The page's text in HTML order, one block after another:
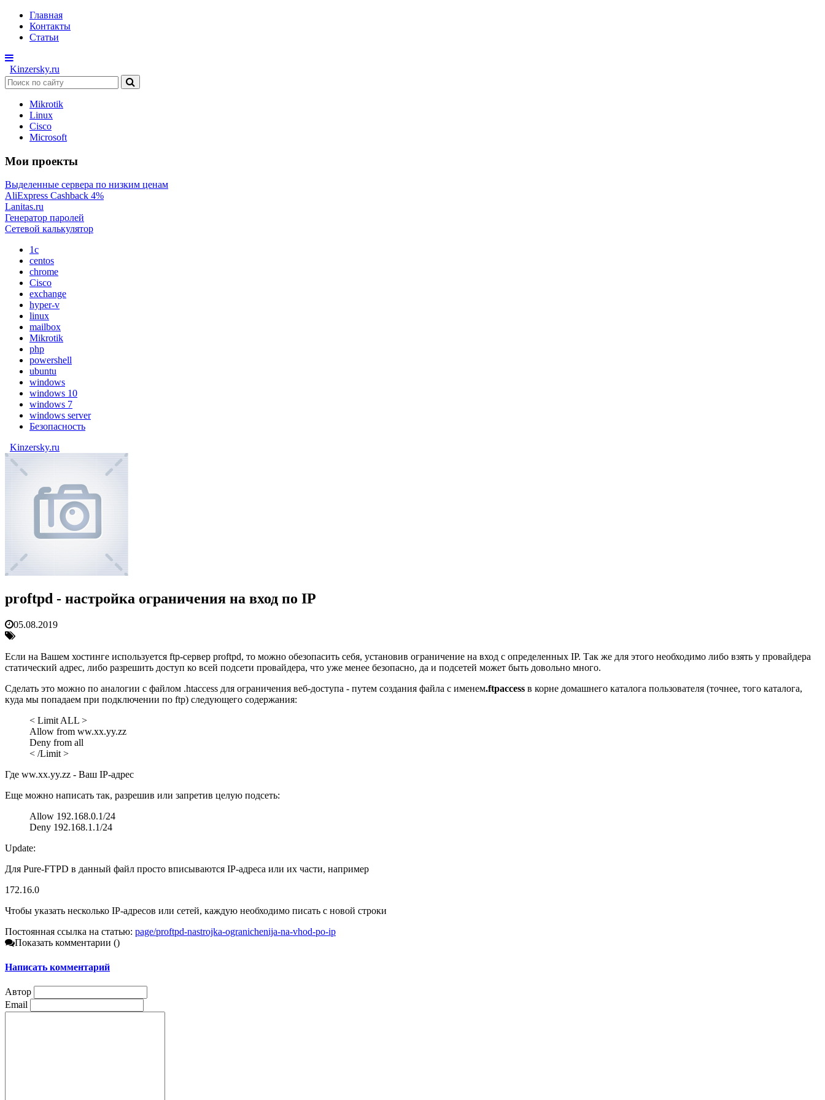
Главная
Контакты
Статьи
Kinzersky.ru
Mikrotik
Linux
Cisco
Microsoft
Мои проекты
Выделенные сервера по низким ценам
AliExpress Cashback 4%
Lanitas.ru
Генератор паролей
Сетевой калькулятор
1c
centos
chrome
Cisco
exchange
hyper-v
linux
mailbox
Mikrotik
php
powershell
ubuntu
windows
windows 10
windows 7
windows server
Безопасность
Kinzersky.ru
proftpd - настройка ограничения на вход по IP
05.08.2019
Если на Вашем хостинге используется ftp-сервер proftpd, то можно обезопасить себя, установив ограничение на вход с определенных IP. Так же для этого необходимо либо взять у провайдера
статический адрес, либо разрешить доступ ко всей подсети провайдера, что уже менее безопасно, да и подсетей может быть довольно много.
Сделать это можно по аналогии с файлом .htaccess для ограничения веб-доступа - путем создания файла с именем.ftpaccess в корне домашнего каталога пользователя (точнее, того каталога,
куда мы попадаем при подключении по ftp) следующего содержания:
< Limit ALL >
Allow from ww.xx.yy.zz
Deny from all
< /Limit >
Где ww.xx.yy.zz - Ваш IP-адрес
Еще можно написать так, разрешив или запретив целую подсеть:
Allow 192.168.0.1/24
Deny 192.168.1.1/24
Update:
Для Pure-FTPD в данный файл просто вписываются IP-адреса или их части, например
172.16.0
Чтобы указать несколько IP-адресов или сетей, каждую необходимо писать с новой строки
Постоянная ссылка на статью: page/proftpd-nastrojka-ogranichenija-na-vhod-po-ip
Показать комментарии ()
Написать комментарий
Автор
Email